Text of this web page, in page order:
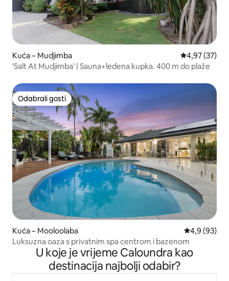
Kuća – Mudjimba Prosječna
4,97 (37)
'Salt At Mudjimba' | Sauna+ledena kupka. 400 m do plaže
Odabrali gosti
Odabrali gosti
Kuća – Mooloolaba Prosječna
4,9 (93)
Luksuzna oaza s privatnim spa centrom i bazenom
U koje je vrijeme Caloundra kao
destinacija najbolji odabir?